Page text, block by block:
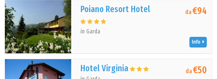
Poiano Resort Hotel
in Garda
da€94
Info
Hotel Virginia da€50